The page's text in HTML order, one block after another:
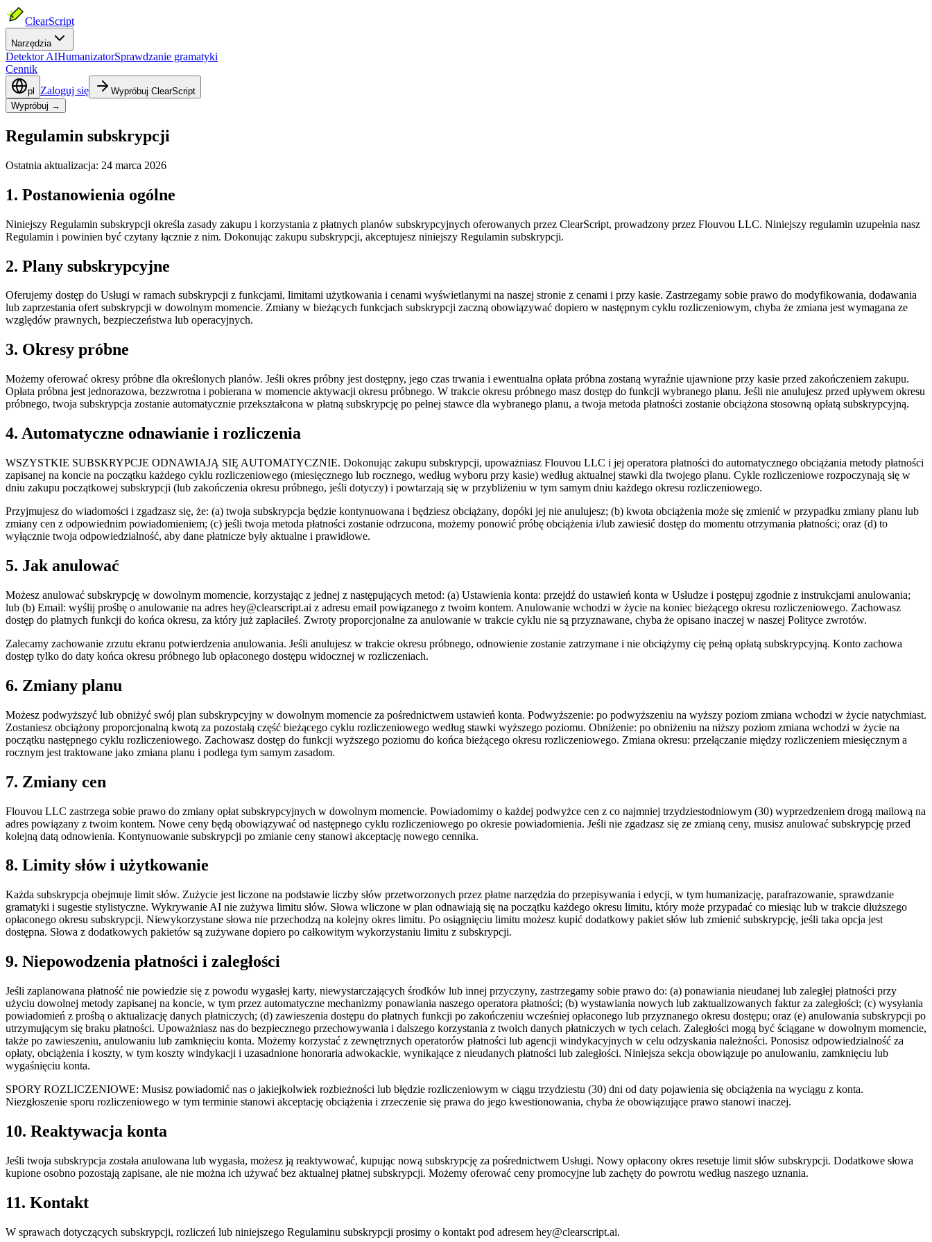
ClearScript
Narzędzia
Detektor AIHumanizatorSprawdzanie gramatyki
Cennik
pl Zaloguj się
Wypróbuj ClearScript
Wypróbuj →
Regulamin subskrypcji
Ostatnia aktualizacja: 24 marca 2026
1. Postanowienia ogólne
Niniejszy Regulamin subskrypcji określa zasady zakupu i korzystania z płatnych planów subskrypcyjnych oferowanych przez ClearScript, prowadzony przez Flouvou LLC. Niniejszy regulamin uzupełnia nasz
Regulamin i powinien być czytany łącznie z nim. Dokonując zakupu subskrypcji, akceptujesz niniejszy Regulamin subskrypcji.
2. Plany subskrypcyjne
Oferujemy dostęp do Usługi w ramach subskrypcji z funkcjami, limitami użytkowania i cenami wyświetlanymi na naszej stronie z cenami i przy kasie. Zastrzegamy sobie prawo do modyfikowania, dodawania
lub zaprzestania ofert subskrypcji w dowolnym momencie. Zmiany w bieżących funkcjach subskrypcji zaczną obowiązywać dopiero w następnym cyklu rozliczeniowym, chyba że zmiana jest wymagana ze
względów prawnych, bezpieczeństwa lub operacyjnych.
3. Okresy próbne
Możemy oferować okresy próbne dla określonych planów. Jeśli okres próbny jest dostępny, jego czas trwania i ewentualna opłata próbna zostaną wyraźnie ujawnione przy kasie przed zakończeniem zakupu.
Opłata próbna jest jednorazowa, bezzwrotna i pobierana w momencie aktywacji okresu próbnego. W trakcie okresu próbnego masz dostęp do funkcji wybranego planu. Jeśli nie anulujesz przed upływem okresu
próbnego, twoja subskrypcja zostanie automatycznie przekształcona w płatną subskrypcję po pełnej stawce dla wybranego planu, a twoja metoda płatności zostanie obciążona stosowną opłatą subskrypcyjną.
4. Automatyczne odnawianie i rozliczenia
WSZYSTKIE SUBSKRYPCJE ODNAWIAJĄ SIĘ AUTOMATYCZNIE. Dokonując zakupu subskrypcji, upoważniasz Flouvou LLC i jej operatora płatności do automatycznego obciążania metody płatności
zapisanej na koncie na początku każdego cyklu rozliczeniowego (miesięcznego lub rocznego, według wyboru przy kasie) według aktualnej stawki dla twojego planu. Cykle rozliczeniowe rozpoczynają się w
dniu zakupu początkowej subskrypcji (lub zakończenia okresu próbnego, jeśli dotyczy) i powtarzają się w przybliżeniu w tym samym dniu każdego okresu rozliczeniowego.
Przyjmujesz do wiadomości i zgadzasz się, że: (a) twoja subskrypcja będzie kontynuowana i będziesz obciążany, dopóki jej nie anulujesz; (b) kwota obciążenia może się zmienić w przypadku zmiany planu lub
zmiany cen z odpowiednim powiadomieniem; (c) jeśli twoja metoda płatności zostanie odrzucona, możemy ponowić próbę obciążenia i/lub zawiesić dostęp do momentu otrzymania płatności; oraz (d) to
wyłącznie twoja odpowiedzialność, aby dane płatnicze były aktualne i prawidłowe.
5. Jak anulować
Możesz anulować subskrypcję w dowolnym momencie, korzystając z jednej z następujących metod: (a) Ustawienia konta: przejdź do ustawień konta w Usłudze i postępuj zgodnie z instrukcjami anulowania;
lub (b) Email: wyślij prośbę o anulowanie na adres hey@clearscript.ai z adresu email powiązanego z twoim kontem. Anulowanie wchodzi w życie na koniec bieżącego okresu rozliczeniowego. Zachowasz
dostęp do płatnych funkcji do końca okresu, za który już zapłaciłeś. Zwroty proporcjonalne za anulowanie w trakcie cyklu nie są przyznawane, chyba że opisano inaczej w naszej Polityce zwrotów.
Zalecamy zachowanie zrzutu ekranu potwierdzenia anulowania. Jeśli anulujesz w trakcie okresu próbnego, odnowienie zostanie zatrzymane i nie obciążymy cię pełną opłatą subskrypcyjną. Konto zachowa
dostęp tylko do daty końca okresu próbnego lub opłaconego dostępu widocznej w rozliczeniach.
6. Zmiany planu
Możesz podwyższyć lub obniżyć swój plan subskrypcyjny w dowolnym momencie za pośrednictwem ustawień konta. Podwyższenie: po podwyższeniu na wyższy poziom zmiana wchodzi w życie natychmiast.
Zostaniesz obciążony proporcjonalną kwotą za pozostałą część bieżącego cyklu rozliczeniowego według stawki wyższego poziomu. Obniżenie: po obniżeniu na niższy poziom zmiana wchodzi w życie na
początku następnego cyklu rozliczeniowego. Zachowasz dostęp do funkcji wyższego poziomu do końca bieżącego okresu rozliczeniowego. Zmiana okresu: przełączanie między rozliczeniem miesięcznym a
rocznym jest traktowane jako zmiana planu i podlega tym samym zasadom.
7. Zmiany cen
Flouvou LLC zastrzega sobie prawo do zmiany opłat subskrypcyjnych w dowolnym momencie. Powiadomimy o każdej podwyżce cen z co najmniej trzydziestodniowym (30) wyprzedzeniem drogą mailową na
adres powiązany z twoim kontem. Nowe ceny będą obowiązywać od następnego cyklu rozliczeniowego po okresie powiadomienia. Jeśli nie zgadzasz się ze zmianą ceny, musisz anulować subskrypcję przed
kolejną datą odnowienia. Kontynuowanie subskrypcji po zmianie ceny stanowi akceptację nowego cennika.
8. Limity słów i użytkowanie
Każda subskrypcja obejmuje limit słów. Zużycie jest liczone na podstawie liczby słów przetworzonych przez płatne narzędzia do przepisywania i edycji, w tym humanizację, parafrazowanie, sprawdzanie
gramatyki i sugestie stylistyczne. Wykrywanie AI nie zużywa limitu słów. Słowa wliczone w plan odnawiają się na początku każdego okresu limitu, który może przypadać co miesiąc lub w trakcie dłuższego
opłaconego okresu subskrypcji. Niewykorzystane słowa nie przechodzą na kolejny okres limitu. Po osiągnięciu limitu możesz kupić dodatkowy pakiet słów lub zmienić subskrypcję, jeśli taka opcja jest
dostępna. Słowa z dodatkowych pakietów są zużywane dopiero po całkowitym wykorzystaniu limitu z subskrypcji.
9. Niepowodzenia płatności i zaległości
Jeśli zaplanowana płatność nie powiedzie się z powodu wygasłej karty, niewystarczających środków lub innej przyczyny, zastrzegamy sobie prawo do: (a) ponawiania nieudanej lub zaległej płatności przy
użyciu dowolnej metody zapisanej na koncie, w tym przez automatyczne mechanizmy ponawiania naszego operatora płatności; (b) wystawiania nowych lub zaktualizowanych faktur za zaległości; (c) wysyłania
powiadomień z prośbą o aktualizację danych płatniczych; (d) zawieszenia dostępu do płatnych funkcji po zakończeniu wcześniej opłaconego lub przyznanego okresu dostępu; oraz (e) anulowania subskrypcji po
utrzymującym się braku płatności. Upoważniasz nas do bezpiecznego przechowywania i dalszego korzystania z twoich danych płatniczych w tych celach. Zaległości mogą być ściągane w dowolnym momencie,
także po zawieszeniu, anulowaniu lub zamknięciu konta. Możemy korzystać z zewnętrznych operatorów płatności lub agencji windykacyjnych w celu odzyskania należności. Ponosisz odpowiedzialność za
opłaty, obciążenia i koszty, w tym koszty windykacji i uzasadnione honoraria adwokackie, wynikające z nieudanych płatności lub zaległości. Niniejsza sekcja obowiązuje po anulowaniu, zamknięciu lub
wygaśnięciu konta.
SPORY ROZLICZENIOWE: Musisz powiadomić nas o jakiejkolwiek rozbieżności lub błędzie rozliczeniowym w ciągu trzydziestu (30) dni od daty pojawienia się obciążenia na wyciągu z konta.
Niezgłoszenie sporu rozliczeniowego w tym terminie stanowi akceptację obciążenia i zrzeczenie się prawa do jego kwestionowania, chyba że obowiązujące prawo stanowi inaczej.
10. Reaktywacja konta
Jeśli twoja subskrypcja została anulowana lub wygasła, możesz ją reaktywować, kupując nową subskrypcję za pośrednictwem Usługi. Nowy opłacony okres resetuje limit słów subskrypcji. Dodatkowe słowa
kupione osobno pozostają zapisane, ale nie można ich używać bez aktualnej płatnej subskrypcji. Możemy oferować ceny promocyjne lub zachęty do powrotu według naszego uznania.
11. Kontakt
W sprawach dotyczących subskrypcji, rozliczeń lub niniejszego Regulaminu subskrypcji prosimy o kontakt pod adresem hey@clearscript.ai.